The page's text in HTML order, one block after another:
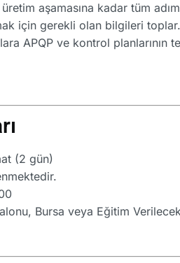
aşamasına kadar tüm
için gerekli olan bilgileri
APQP ve kontrol
(2 gün)
Bursa veya Eğitim